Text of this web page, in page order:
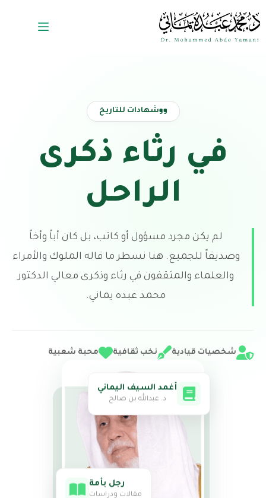
شهادات للتاريخ
في رثاء ذكرى
الراحل
لم يكن مجرد مسؤول أو كاتب، بل كان أباً وأخاً
وصديقاً للجميع. هنا نسطر ما قاله الملوك والأمراء
والعلماء والمثقفون في رثاء وذكرى معالي الدكتور
محمد عبده يماني.
شخصيات قيادية نخب ثقافية محبة شعبية
أغمد السيف اليماني
د. عبدالله بن صالح
رجل بأمة
مقالات ودراسات